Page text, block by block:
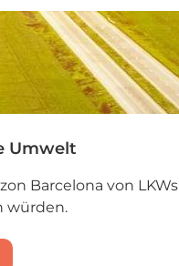
Umwelt
Barcelona von LKWs
würden.